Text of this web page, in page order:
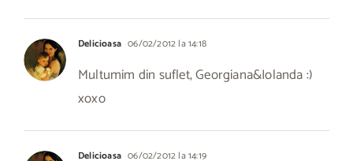
Delicioasa 06/02/2012 la 14:18
Multumim din suflet, Georgiana&Iolanda :)
xoxo
Delicioasa 06/02/2012 la 14:19